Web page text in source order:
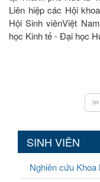
Liên hiệp các Hội
Hội Sinh viênViệt
học Kinh tế - Đại học
SINH VIÊN
Nghiên cứu Khoa